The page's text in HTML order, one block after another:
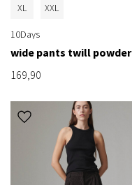
XL XXL
10Days
wide pants twill powder
169,90